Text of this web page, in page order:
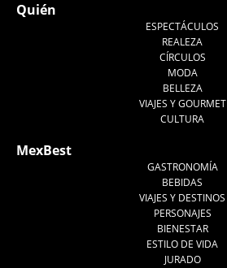
Quién
ESPECTÁCULOS
REALEZA
CÍRCULOS
MODA
BELLEZA
VIAJES Y GOURMET
CULTURA
MexBest
GASTRONOMÍA
BEBIDAS
VIAJES Y DESTINOS
PERSONAJES
BIENESTAR
ESTILO DE VIDA
JURADO